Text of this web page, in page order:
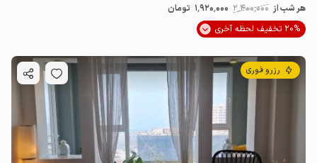
هر شب از 2٬400٬000 1٬920٬000 تومان
20% تخفیف لحظه آخری
رزرو فوری